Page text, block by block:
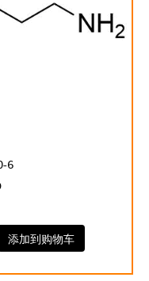
6
添加到购物车